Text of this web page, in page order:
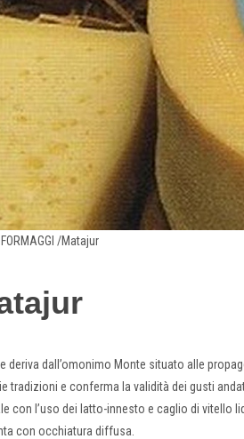
/Matajur
deriva dall’omonimo Monte situato alle
tradizioni e conferma la validità dei gusti
con l’uso dei latto-innesto e caglio di vitello
con occhiatura diffusa.